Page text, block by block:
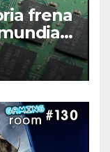
frena